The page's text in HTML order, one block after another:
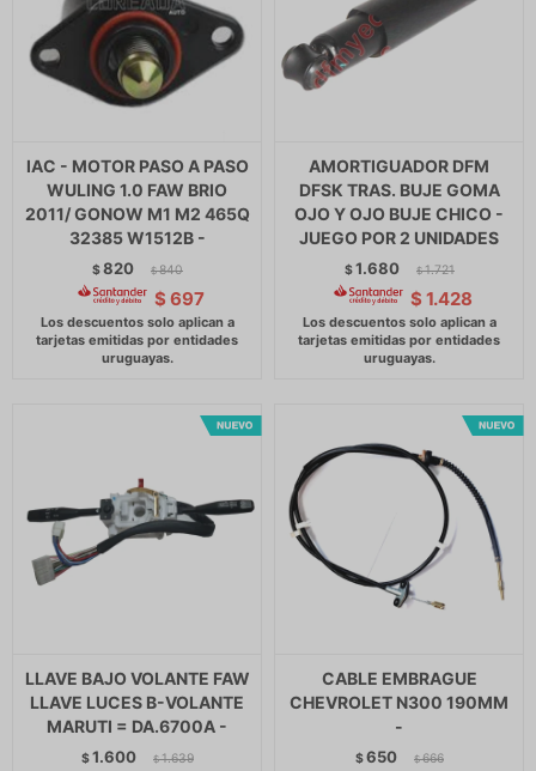
IAC - MOTOR PASO A PASO
WULING 1.0 FAW BRIO
2011/ GONOW M1 M2 465Q
32385 W1512B -
$820 $ 840
$ 697
AMORTIGUADOR DFM
DFSK TRAS. BUJE GOMA
OJO Y OJO BUJE CHICO -
JUEGO POR 2 UNIDADES
$1.680 $ 1.721
$ 1.428
LLAVE BAJO VOLANTE FAW
LLAVE LUCES B-VOLANTE
MARUTI = DA.6700A -
$1.600 $ 1.639
CABLE EMBRAGUE
CHEVROLET N300 190MM
-
$650 $ 666